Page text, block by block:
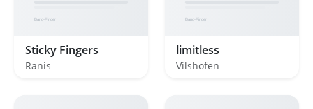
Sticky Fingers
Ranis
limitless
Vilshofen